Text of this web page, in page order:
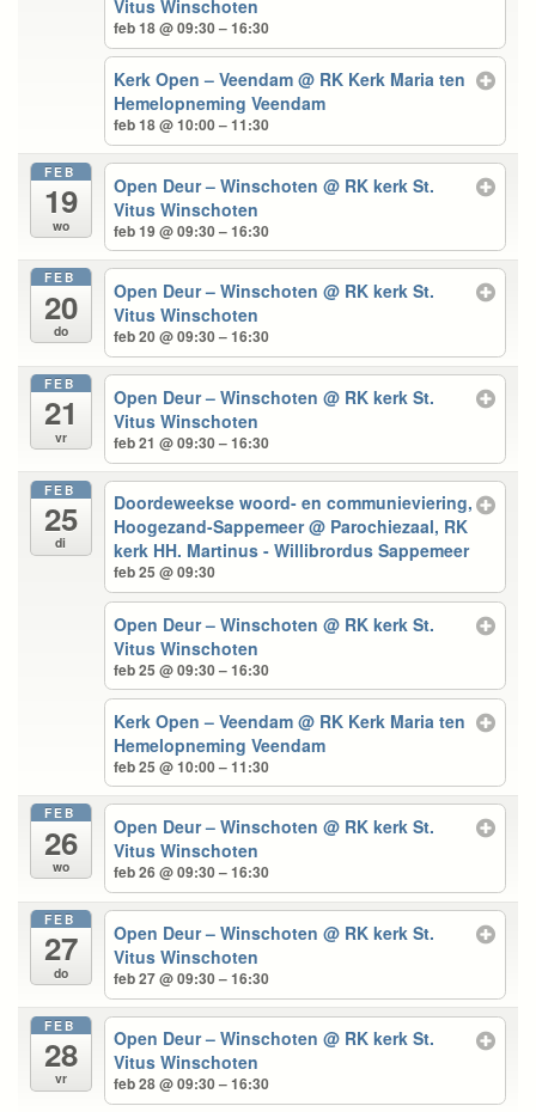
Vitus Winschoten
feb 18 @ 09:30 – 16:30
Kerk Open – Veendam@ RK Kerk Maria ten
Hemelopneming Veendam
feb 18 @ 10:00 – 11:30
FEB
19
wo
Open Deur – Winschoten@ RK kerk St.
Vitus Winschoten
feb 19 @ 09:30 – 16:30
FEB
20
do
Open Deur – Winschoten@ RK kerk St.
Vitus Winschoten
feb 20 @ 09:30 – 16:30
FEB
21
vr
Open Deur – Winschoten@ RK kerk St.
Vitus Winschoten
feb 21 @ 09:30 – 16:30
FEB
25
di
Doordeweekse woord- en communieviering,
Hoogezand-Sappemeer@ Parochiezaal, RK
kerk HH. Martinus - Willibrordus Sappemeer
feb 25 @ 09:30
Open Deur – Winschoten@ RK kerk St.
Vitus Winschoten
feb 25 @ 09:30 – 16:30
Kerk Open – Veendam@ RK Kerk Maria ten
Hemelopneming Veendam
feb 25 @ 10:00 – 11:30
FEB
26
wo
Open Deur – Winschoten@ RK kerk St.
Vitus Winschoten
feb 26 @ 09:30 – 16:30
FEB
27
do
Open Deur – Winschoten@ RK kerk St.
Vitus Winschoten
feb 27 @ 09:30 – 16:30
FEB
28
vr
Open Deur – Winschoten@ RK kerk St.
Vitus Winschoten
feb 28 @ 09:30 – 16:30